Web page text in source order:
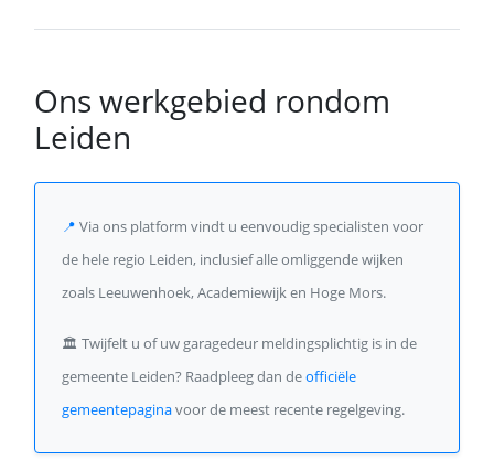
Ons werkgebied rondom
Leiden
📍 Via ons platform vindt u eenvoudig specialisten voor
de hele regio Leiden, inclusief alle omliggende wijken
zoals Leeuwenhoek, Academiewijk en Hoge Mors.
🏛️ Twijfelt u of uw garagedeur meldingsplichtig is in de
gemeente Leiden? Raadpleeg dan deofficiële
gemeentepaginavoor de meest recente regelgeving.